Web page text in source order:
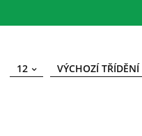
VÝCHOZÍ TŘÍDĚNÍ
12